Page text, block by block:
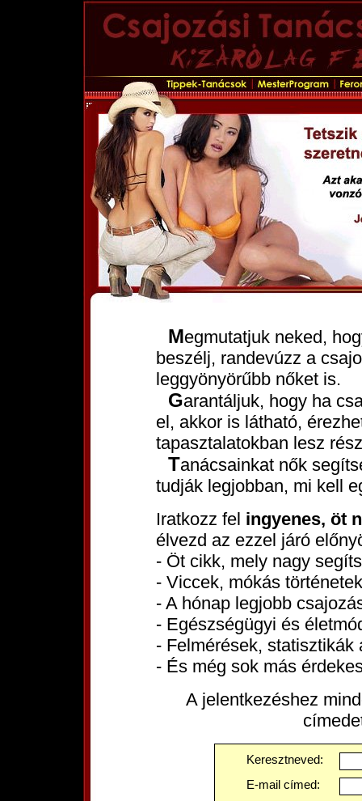
Megmutatjuk neked, hogyan közeledj a lányokhoz, hogyan
beszélj, randevúzz a
leggyönyörűbb nőket is.
Garantáljuk, hogy ha csak tanácsaink töredékét olvasod is
el, akkor is látható,
tapasztalatokban lesz
Tanácsainkat nők segítségével állítottuk össze, hiszen ők
tudják legjobban, mi kell
Iratkozz fel ingyenes, öt
élvezd az ezzel járó
- Öt cikk, mely nagy
- Viccek, mókás
- A hónap legjobb
- Egészségügyi és
- Felmérések,
- És még sok más
A jelentkezéshez
Keresztneved:
E-mail címed: